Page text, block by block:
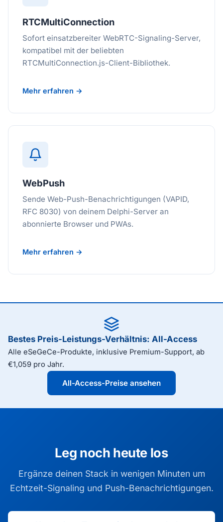
RTCMultiConnection
Sofort einsatzbereiter WebRTC-Signaling-Server,
kompatibel mit der beliebten
RTCMultiConnection.js-Client-Bibliothek.
Mehr erfahren →
WebPush
Sende Web-Push-Benachrichtigungen (VAPID,
RFC 8030) von deinem Delphi-Server an
abonnierte Browser und PWAs.
Mehr erfahren →
Bestes Preis-Leistungs-Verhältnis: All-Access
Alle eSeGeCe-Produkte, inklusive Premium-Support, ab
€1,059 pro Jahr.
All-Access-Preise ansehen
Leg noch heute los
Ergänze deinen Stack in wenigen Minuten um
Echtzeit-Signaling und Push-Benachrichtigungen.